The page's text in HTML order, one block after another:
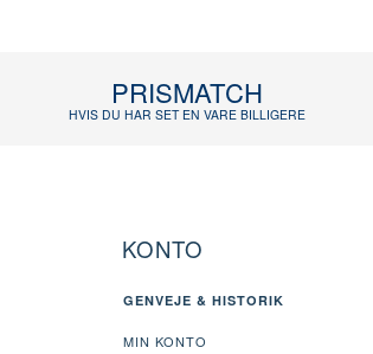
PRISMATCH
HVIS DU HAR SET EN VARE BILLIGERE
KONTO
GENVEJE & HISTORIK
MIN KONTO